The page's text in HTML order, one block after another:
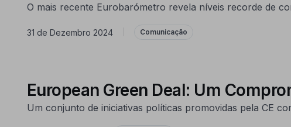
O mais recente Eurobarómetro revela níveis recorde de
31 de Dezembro 2024 Comunicação
European Green Deal: Um
Um conjunto de iniciativas políticas promovidas pela CE